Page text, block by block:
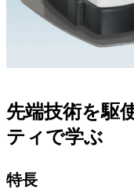
先端技術を駆
ティで学ぶ
特長